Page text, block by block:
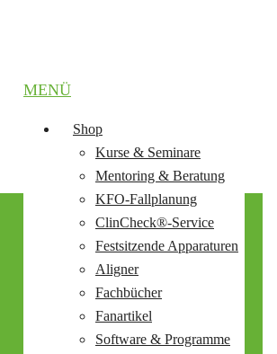
MENÜ
Shop
Kurse & Seminare
Mentoring & Beratung
KFO-Fallplanung
ClinCheck®-Service
Festsitzende Apparaturen
Aligner
Fachbücher
Fanartikel
Software & Programme